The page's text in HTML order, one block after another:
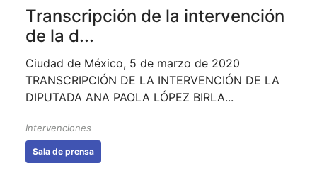
Transcripción de la intervención
de la d...
Ciudad de México, 5 de marzo de 2020
TRANSCRIPCIÓN DE LA INTERVENCIÓN DE LA
DIPUTADA ANA PAOLA LÓPEZ BIRLA...
Intervenciones
Sala de prensa